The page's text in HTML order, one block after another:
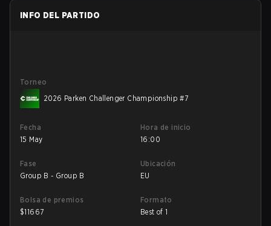
INFO DEL PARTIDO
Torneo
2026 Parken Challenger Championship #7
Fecha
15 May
Hora de inicio
16:00
Fase
Group B - Group B
Ubicación
EU
Bolsa de premios
$11667
Formato
Best of 1